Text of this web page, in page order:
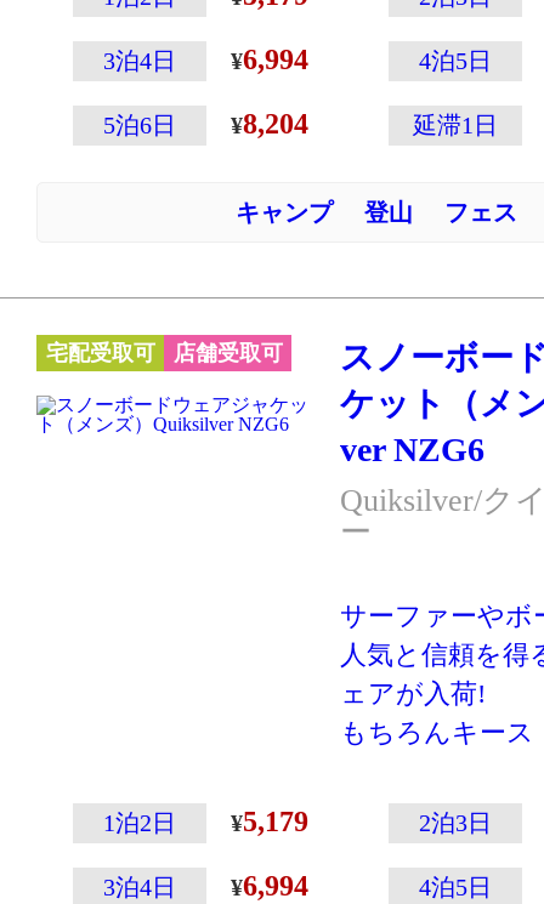
3泊4日 6,994 4泊5日
5泊6日 8,204 延滞1日
キャンプ 登山 フェス
宅配受取可 店舗受取可
スノーボー
ケット（メ
ver NZG6
Quiksilver/ク
ー
サーファーやボ
人気と信頼を得
ェアが入荷!
もちろんキー
ウェアとして
です。
クイックシル
1泊2日 5,179 2泊3日
3泊4日 6,994 4泊5日